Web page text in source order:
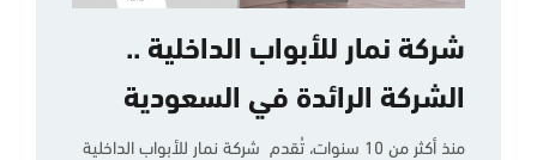
شركة نمار للأبواب الداخلية ..
الشركة الرائدة في السعودية
منذ أكثر من 10 سنوات، تُقدم شركة نمار للأبواب الداخلية